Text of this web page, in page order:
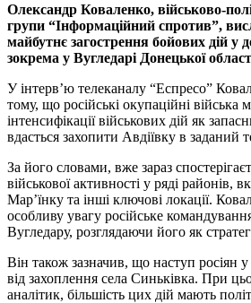
Олександр Коваленко, військово-
групи “Інформаційний спротив”,
майбутнє загострення бойових дій у
зокрема у Вугледарі Донецької
У інтерв’ю телеканалу “Еспресо”
тому, що російські окупаційні війська
інтенсифікації військових дій як
вдасться захопити Авдіївку в заданий
За його словами, вже зараз
військової активності у ряді районів,
Мар’їнку та інші ключові локації.
особливу увагу російське
Вугледару, розглядаючи його як
Він також зазначив, що наступ росіян
від захоплення села Синьківка. При
аналітик, більшість цих дій мають